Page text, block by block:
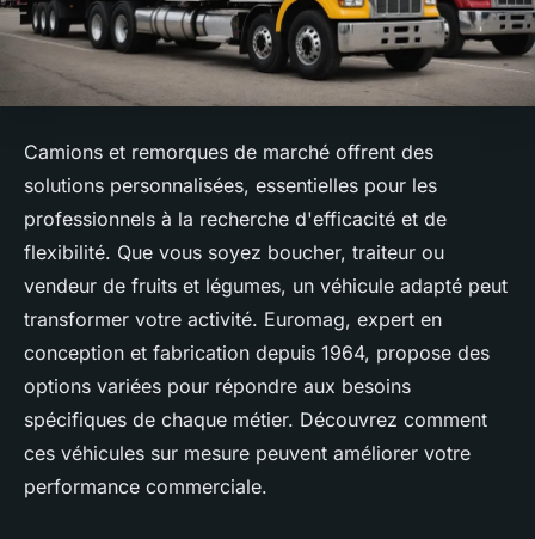
Camions et remorques de marché offrent des
solutions personnalisées, essentielles pour les
professionnels à la recherche d'efficacité et de
flexibilité. Que vous soyez boucher, traiteur ou
vendeur de fruits et légumes, un véhicule adapté peut
transformer votre activité. Euromag, expert en
conception et fabrication depuis 1964, propose des
options variées pour répondre aux besoins
spécifiques de chaque métier. Découvrez comment
ces véhicules sur mesure peuvent améliorer votre
performance commerciale.